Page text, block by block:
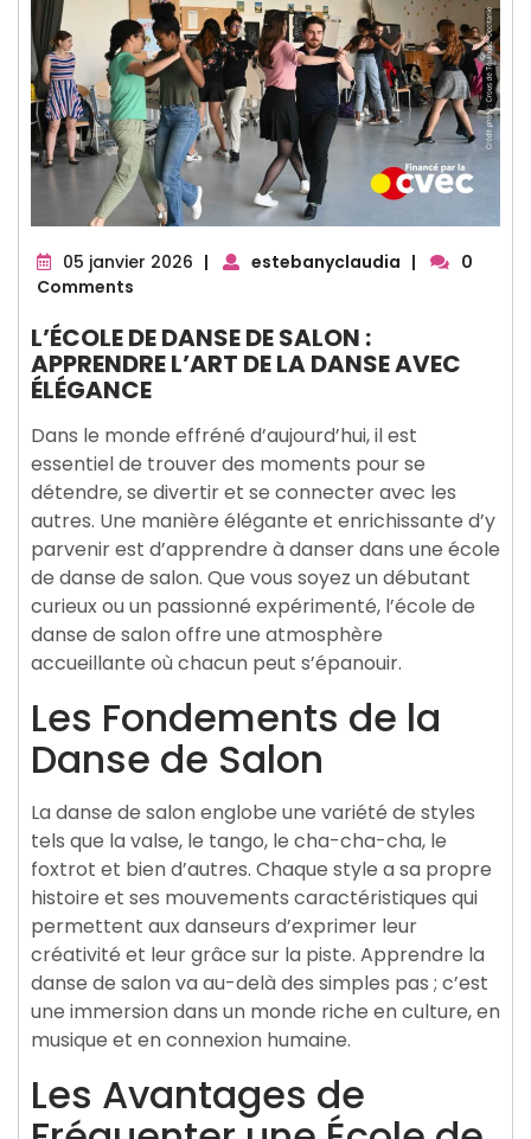
05 janvier 2026 05
| estebanyclaudia |
0
Comments
L’ÉCOLE DE DANSE DE SALON :
APPRENDRE L’ART DE LA DANSE AVEC
ÉLÉGANCE
Dans le monde effréné d’aujourd’hui, il est
essentiel de trouver des moments pour se
détendre, se divertir et se connecter avec les
autres. Une manière élégante et enrichissante d’y
parvenir est d’apprendre à danser dans une école
de danse de salon. Que vous soyez un débutant
curieux ou un passionné expérimenté, l’école de
danse de salon offre une atmosphère
accueillante où chacun peut s’épanouir.
Les Fondements de la
Danse de Salon
La danse de salon englobe une variété de styles
tels que la valse, le tango, le cha-cha-cha, le
foxtrot et bien d’autres. Chaque style a sa propre
histoire et ses mouvements caractéristiques qui
permettent aux danseurs d’exprimer leur
créativité et leur grâce sur la piste. Apprendre la
danse de salon va au-delà des simples pas ; c’est
une immersion dans un monde riche en culture, en
musique et en connexion humaine.
Les Avantages de